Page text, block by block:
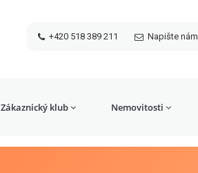
+420 518 389 211 Napište nám
Zákaznický klub Nemovitosti